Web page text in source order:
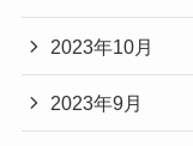
2023年10月
2023年9月